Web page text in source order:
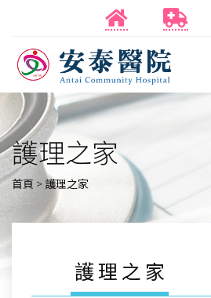
護理之家
首頁 > 護理之家
護理之家